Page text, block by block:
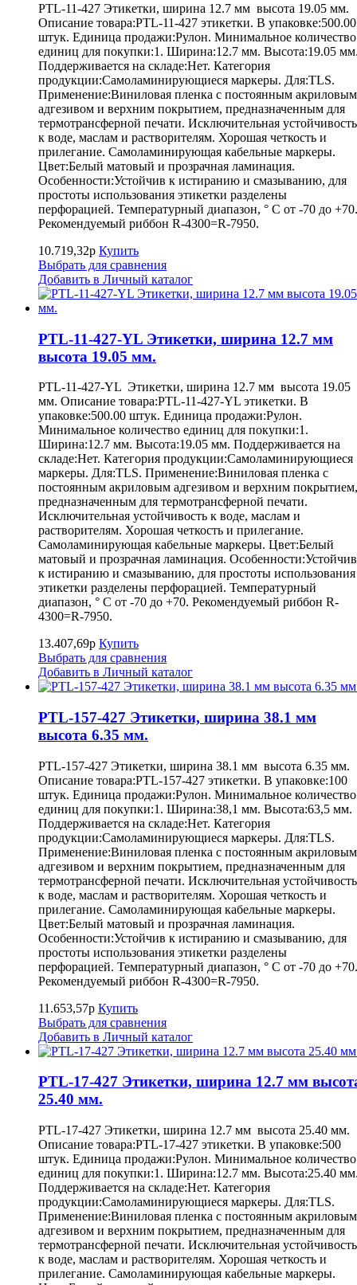
PTL-11-427 Этикетки, ширина 12.7 мм высота 19.05 мм.
Описание товара:PTL-11-427 этикетки. В упаковке:500.00
штук. Единица продажи:Рулон. Минимальное количество
единиц для покупки:1. Ширина:12.7 мм. Высота:19.05
Поддерживается на складе:Нет. Категория
продукции:Самоламинирующиеся маркеры. Для:TLS.
Применение:Виниловая пленка с постоянным акриловым
адгезивом и верхним покрытием, предназначенным для
термотрансферной печати. Исключительная устойчивость
к воде, маслам и растворителям. Хорошая четкость и
прилегание. Самоламинирующая кабельные маркеры.
Цвет:Белый матовый и прозрачная ламинация.
Особенности:Устойчив к истиранию и смазыванию, для
простоты использования этикетки разделены
перфорацией. Температурный диапазон, ° С от -70 до +70.
Рекомендуемый риббон R-4300=R-7950.
10.719,32р Купить
Выбрать для сравнения
Добавить в Личный каталог
PTL-11-427-YL Этикетки, ширина 12.7 мм
высота 19.05 мм.
PTL-11-427-YL Этикетки, ширина 12.7 мм высота 19.05
мм. Описание товара:PTL-11-427-YL этикетки. В
упаковке:500.00 штук. Единица продажи:Рулон.
Минимальное количество единиц для покупки:1.
Ширина:12.7 мм. Высота:19.05 мм. Поддерживается на
складе:Нет. Категория продукции:Самоламинирующиеся
маркеры. Для:TLS. Применение:Виниловая пленка с
постоянным акриловым адгезивом и верхним покрытием,
предназначенным для термотрансферной печати.
Исключительная устойчивость к воде, маслам и
растворителям. Хорошая четкость и прилегание.
Самоламинирующая кабельные маркеры. Цвет:Белый
матовый и прозрачная ламинация. Особенности:Устойчив
к истиранию и смазыванию, для простоты использования
этикетки разделены перфорацией. Температурный
диапазон, ° С от -70 до +70. Рекомендуемый риббон R-
4300=R-7950.
13.407,69р Купить
Выбрать для сравнения
Добавить в Личный каталог
PTL-157-427 Этикетки, ширина 38.1 мм
высота 6.35 мм.
PTL-157-427 Этикетки, ширина 38.1 мм высота 6.35 мм.
Описание товара:PTL-157-427 этикетки. В упаковке:100
штук. Единица продажи:Рулон. Минимальное количество
единиц для покупки:1. Ширина:38,1 мм. Высота:63,5 мм.
Поддерживается на складе:Нет. Категория
продукции:Самоламинирующиеся маркеры. Для:TLS.
Применение:Виниловая пленка с постоянным акриловым
адгезивом и верхним покрытием, предназначенным для
термотрансферной печати. Исключительная устойчивость
к воде, маслам и растворителям. Хорошая четкость и
прилегание. Самоламинирующая кабельные маркеры.
Цвет:Белый матовый и прозрачная ламинация.
Особенности:Устойчив к истиранию и смазыванию, для
простоты использования этикетки разделены
перфорацией. Температурный диапазон, ° С от -70 до +70.
Рекомендуемый риббон R-4300=R-7950.
11.653,57р Купить
Выбрать для сравнения
Добавить в Личный каталог
PTL-17-427 Этикетки, ширина 12.7 мм
25.40 мм.
PTL-17-427 Этикетки, ширина 12.7 мм высота 25.40 мм.
Описание товара:PTL-17-427 этикетки. В упаковке:500
штук. Единица продажи:Рулон. Минимальное количество
единиц для покупки:1. Ширина:12.7 мм. Высота:25.40
Поддерживается на складе:Нет. Категория
продукции:Самоламинирующиеся маркеры. Для:TLS.
Применение:Виниловая пленка с постоянным акриловым
адгезивом и верхним покрытием, предназначенным для
термотрансферной печати. Исключительная устойчивость
к воде, маслам и растворителям. Хорошая четкость и
прилегание. Самоламинирующая кабельные маркеры.